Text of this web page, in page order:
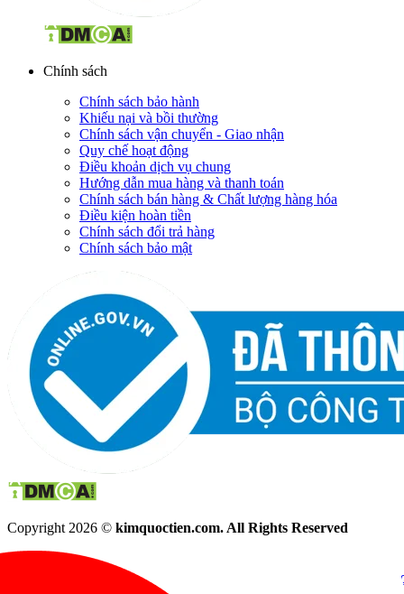
Chính sách
Chính sách bảo hành
Khiếu nại và bồi thường
Chính sách vận chuyển - Giao nhận
Quy chế hoạt động
Điều khoản dịch vụ chung
Hướng dẫn mua hàng và thanh toán
Chính sách bán hàng & Chất lượng hàng hóa
Điều kiện hoàn tiền
Chính sách đổi trả hàng
Chính sách bảo mật
Copyright 2026 © kimquoctien.com. All Rights Reserved
(8h00 - 21h30)
(8h00 -